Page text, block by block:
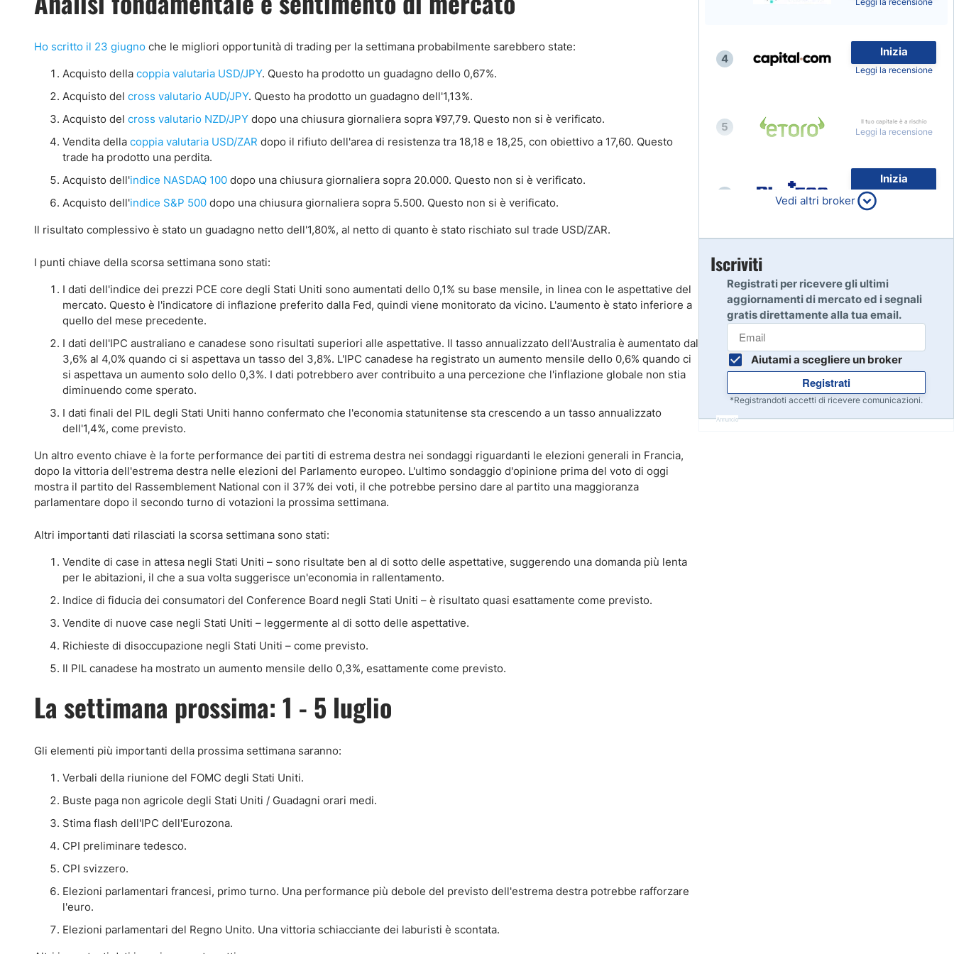
Ho scritto il 23 giugno che le migliori opportunità di trading per la settimana probabilmente sarebbero state:
Acquisto della coppia valutaria USD/JPY. Questo ha prodotto un guadagno dello 0,67%.
Acquisto del cross valutario AUD/JPY. Questo ha prodotto un guadagno dell'1,13%.
Acquisto del cross valutario NZD/JPY dopo una chiusura giornaliera sopra ¥97,79. Questo non si è verificato.
Vendita della coppia valutaria USD/ZAR dopo il rifiuto dell'area di resistenza tra 18,18 e 18,25, con obiettivo a 17,60. Questo
trade ha prodotto una perdita.
Acquisto dell'indice NASDAQ 100 dopo una chiusura giornaliera sopra 20.000. Questo non si è verificato.
Acquisto dell'indice S&P 500 dopo una chiusura giornaliera sopra 5.500. Questo non si è verificato.
Il risultato complessivo è stato un guadagno netto dell'1,80%, al netto di quanto è stato rischiato sul trade USD/ZAR.
I punti chiave della scorsa settimana sono stati:
I dati dell'indice dei prezzi PCE core degli Stati Uniti sono aumentati dello 0,1% su base mensile, in linea con le aspettative del
mercato. Questo è l'indicatore di inflazione preferito dalla Fed, quindi viene monitorato da vicino. L'aumento è stato inferiore a
quello del mese precedente.
I dati dell'IPC australiano e canadese sono risultati superiori alle aspettative. Il tasso annualizzato dell'Australia è aumentato dal
3,6% al 4,0% quando ci si aspettava un tasso del 3,8%. L'IPC canadese ha registrato un aumento mensile dello 0,6% quando ci
si aspettava un aumento solo dello 0,3%. I dati potrebbero aver contribuito a una percezione che l'inflazione globale non stia
diminuendo come sperato.
I dati finali del PIL degli Stati Uniti hanno confermato che l'economia statunitense sta crescendo a un tasso annualizzato
dell'1,4%, come previsto.
Un altro evento chiave è la forte performance dei partiti di estrema destra nei sondaggi riguardanti le elezioni generali in Francia,
dopo la vittoria dell'estrema destra nelle elezioni del Parlamento europeo. L'ultimo sondaggio d'opinione prima del voto di oggi
mostra il partito del Rassemblement National con il 37% dei voti, il che potrebbe persino dare al partito una maggioranza
parlamentare dopo il secondo turno di votazioni la prossima settimana.
Altri importanti dati rilasciati la scorsa settimana sono stati:
Vendite di case in attesa negli Stati Uniti – sono risultate ben al di sotto delle aspettative, suggerendo una domanda più lenta
per le abitazioni, il che a sua volta suggerisce un'economia in rallentamento.
Indice di fiducia dei consumatori del Conference Board negli Stati Uniti – è risultato quasi esattamente come previsto.
Vendite di nuove case negli Stati Uniti – leggermente al di sotto delle aspettative.
Richieste di disoccupazione negli Stati Uniti – come previsto.
Il PIL canadese ha mostrato un aumento mensile dello 0,3%, esattamente come previsto.
La settimana prossima: 1 - 5 luglio
Gli elementi più importanti della prossima settimana saranno:
Verbali della riunione del FOMC degli Stati Uniti.
Buste paga non agricole degli Stati Uniti / Guadagni orari medi.
Stima flash dell'IPC dell'Eurozona.
CPI preliminare tedesco.
CPI svizzero.
Elezioni parlamentari francesi, primo turno. Una performance più debole del previsto dell'estrema destra potrebbe rafforzare
l'euro.
Elezioni parlamentari del Regno Unito. Una vittoria schiacciante dei laburisti è scontata.
4
Inizia
Leggi la recensione
5 Il tuo capitale è a rischio
Leggi la recensione
Inizia
80% dei conti al dettaglio di
CFD perdono denaro
7
Inizia
Inizia
Vedi altri broker
Iscriviti
Registrati per ricevere gli ultimi
aggiornamenti di mercato ed i segnali
gratis direttamente alla tua email.
Aiutami a scegliere un broker
Registrati
*Registrandoti accetti di ricevere comunicazioni.
Annuncio